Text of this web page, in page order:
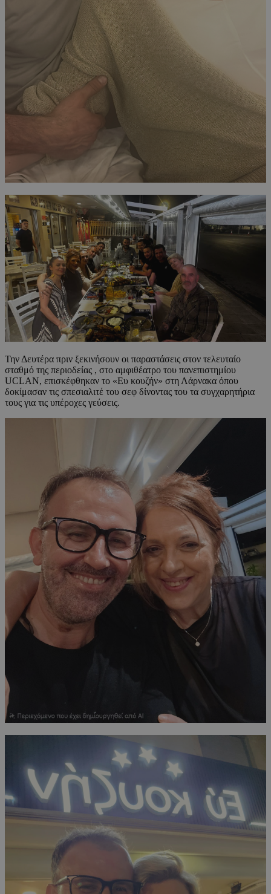
Την Δευτέρα πριν ξεκινήσουν οι παραστάσεις στον τελευταίο
σταθμό της περιοδείας , στο αμφιθέατρο του πανεπιστημίου
UCLAN, επισκέφθηκαν το «Ευ κουζήν» στη Λάρνακα όπου
δοκίμασαν τις σπεσιαλιτέ του σεφ δίνοντας του τα συγχαρητήρια
τους για τις υπέροχες γεύσεις.